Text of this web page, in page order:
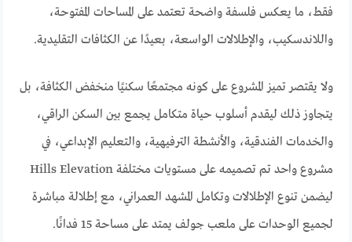
فقط، ما يعكس فلسفة واضحة تعتمد على المساحات المفتوحة،
واللاندسكيب، والإطلالات الواسعة، بعيدًا عن الكثافات التقليدية.
ولا يقتصر تميز المشروع على كونه مجتمعًا سكنيًا منخفض الكثافة، بل
يتجاوز ذلك ليقدم أسلوب حياة متكامل يجمع بين السكن الراقي،
والخدمات الفندقية، والأنشطة الترفيهية، والتعليم الإبداعي، في
مشروع واحد تم تصميمه على مستويات مختلفة Hills Elevation
ليضمن تنوع الإطلالات وتكامل المشهد العمراني، مع إطلالة مباشرة
لجميع الوحدات على ملعب جولف يمتد على مساحة 15 فدانًا.